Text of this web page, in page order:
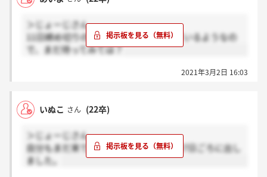
＞じょーじさん
11日締め切りの方々が、2週間後にきているようなの
で、まだ待ってみては？
2021年3月2日 16:03
いぬこ さん (22卒)
＞じょーじさん
自分もまだ来てないです。 18日組で17日ごろに出し
ました。